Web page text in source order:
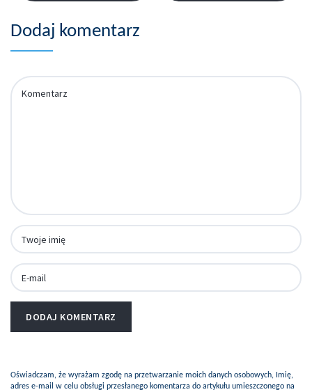
Dodaj komentarz
Oświadczam, że wyrażam zgodę na przetwarzanie moich danych osobowych, Imię,
adres e-mail w celu obsługi przesłanego komentarza do artykułu umieszczonego na